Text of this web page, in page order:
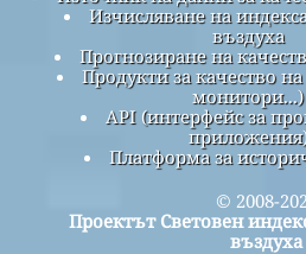
Изчисляване на
въздуха
Прогнозиране на
Продукти за качество
монитори...)
API (интерфейс за
Платформа за
© 2008-
Проектът Световен
въздуха